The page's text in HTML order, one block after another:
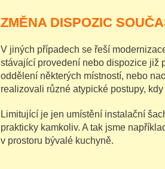
ZMĚNA DISPOZIC
V jiných případech se řeší
stávající provedení nebo dispozice již
oddělení některých místností, nebo
realizovali různé atypické postupy,
Limitující je jen umístění instalační
prakticky kamkoliv. A tak jsme
v prostoru bývalé kuchyně.